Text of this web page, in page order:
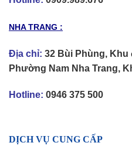
NHA TRANG :
Địa chỉ: 32 Bùi Phùng, Khu
Phường Nam Nha Trang,
Hotline: 0946 375 500
DỊCH VỤ CUNG CẤP